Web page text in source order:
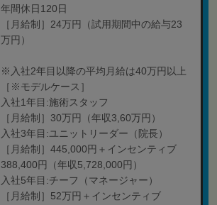
年間休日120日
［月給制］24万円（試用期間中の給与23
万円）
※入社2年目以降の平均月給は40万円以上
［※モデルケース］
入社1年目:施術スタッフ
［月給制］30万円（年収3,60万円）
入社3年目:ユニットリーダー（院長）
［月給制］445,000円＋インセンティブ
388,400円（年収5,728,000円）
入社5年目:チーフ（マネージャー）
［月給制］52万円＋インセンティブ